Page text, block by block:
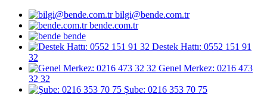
bilgi@bende.com.tr
bende.com.tr
bende
Destek Hattı: 0552 151 91
32
Genel Merkez: 0216 473
32 32
Şube: 0216 353 70 75